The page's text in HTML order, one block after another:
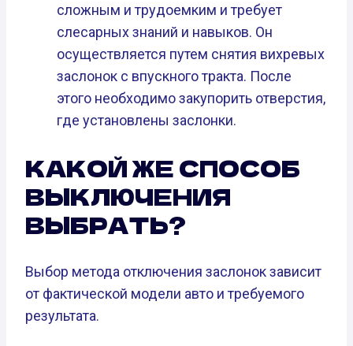
сложным и трудоемким и требует
слесарных знаний и навыков. Он
осуществляется путем снятия вихревых
заслонок с впускного тракта. После
этого необходимо закупорить отверстия,
где установлены заслонки.
КАКОЙ ЖЕ СПОСОБ
ВЫКЛЮЧЕНИЯ
ВЫБРАТЬ?
Выбор метода отключения заслонок зависит
от фактической модели авто и требуемого
результата.